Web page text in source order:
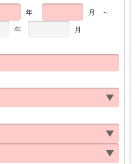
年 月 ～
年 月